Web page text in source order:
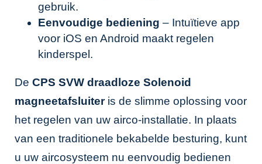
gebruik.
Eenvoudige bediening – Intuïtieve app
voor iOS en Android maakt regelen
kinderspel.
De CPS SVW draadloze Solenoid
magneetafsluiteris de slimme oplossing voor
het regelen van uw airco-installatie. In plaats
van een traditionele bekabelde besturing, kunt
u uw aircosysteem nu eenvoudig bedienen